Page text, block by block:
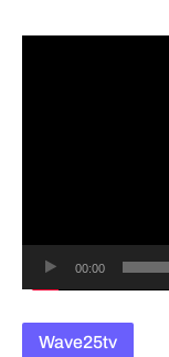
00:00
Wave25tv